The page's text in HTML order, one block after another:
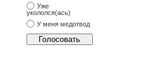
Уже
укололся(ась)
У меня медотвод